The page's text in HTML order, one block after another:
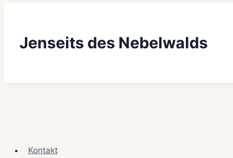
Jenseits des Nebelwalds
Kontakt